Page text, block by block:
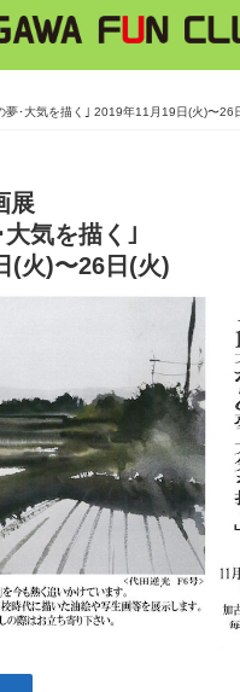
夢･大気を描く｣ 2019年11月19日(火)〜26
展
気を描く｣
(火)〜26日(火)